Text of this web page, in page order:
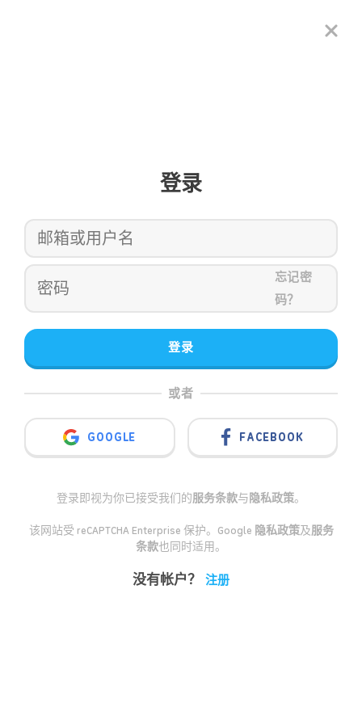
登录
忘记密
码？
登录
或者
GOOGLE FACEBOOK
登录即视为你已接受我们的服务条款与隐私政策。
该网站受 reCAPTCHA Enterprise 保护。Google 隐私政策及服务
条款也同时适用。
没有帐户？ 注册